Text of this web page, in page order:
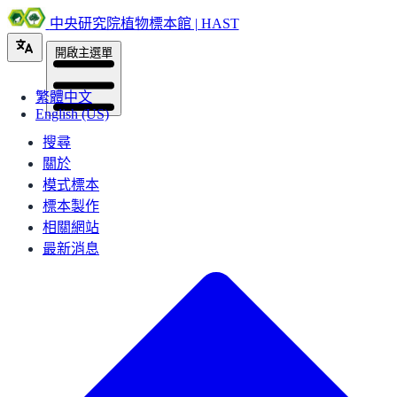
中央研究院植物標本館 | HAST
繁體中文
English (US)
開啟主選單
搜尋
關於
模式標本
標本製作
相關網站
最新消息